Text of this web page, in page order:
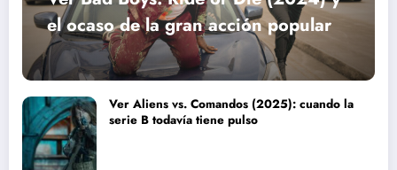
el ocaso de la gran acción popular
Ver Aliens vs. Comandos (2025): cuando la
serie B todavía tiene pulso